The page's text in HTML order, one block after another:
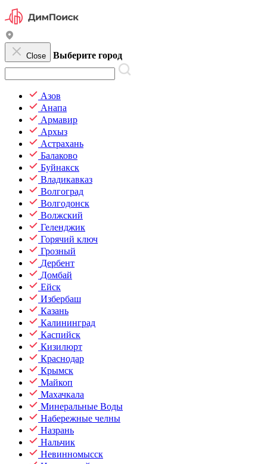
Close Выберите город
Азов
Анапа
Армавир
Архыз
Астрахань
Балаково
Буйнакск
Владикавказ
Волгоград
Волгодонск
Волжский
Геленджик
Горячий ключ
Грозный
Дербент
Домбай
Ейск
Избербаш
Казань
Калининград
Каспийск
Кизилюрт
Краснодар
Крымск
Майкоп
Махачкала
Минеральные Воды
Набережные челны
Назрань
Нальчик
Невинномысск